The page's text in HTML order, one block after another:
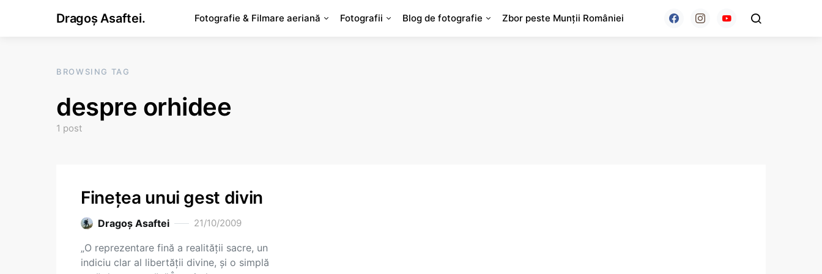
Dragoș Asaftei. Fotografie & Filmare aeriană Fotografii Blog de fotografie Zbor peste Munții României
BROWSING TAG
despre orhidee
1 post
Fineţea unui gest divin
Dragoş Asaftei 21/10/2009
„O reprezentare fină a realităţii sacre, un
indiciu clar al libertăţii divine, şi o simplă